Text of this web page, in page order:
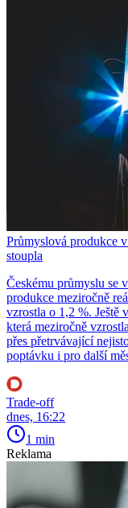
Průmyslová produkce
stoupla
Českému průmyslu se
produkce meziročně
vzrostla o 1,2 %. Ještě
která meziročně
přes přetrvávající
poptávku i pro další
Trade-off
dnes, 16:22
1 min
Reklama